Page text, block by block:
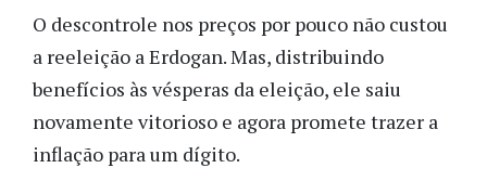
O descontrole nos preços por pouco não custou
a reeleição a Erdogan. Mas, distribuindo
benefícios às vésperas da eleição, ele saiu
novamente vitorioso e agora promete trazer a
inflação para um dígito.